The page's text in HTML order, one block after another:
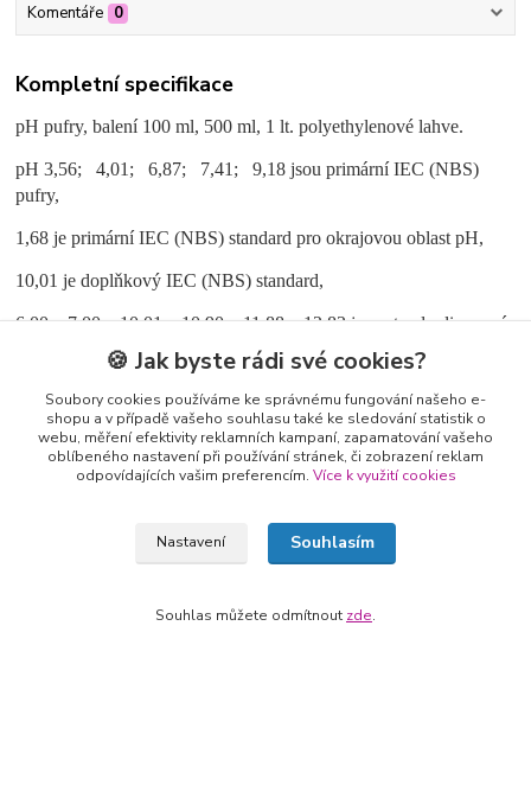
Komentáře 0
Kompletní specifikace
pH pufry, balení 100 ml, 500 ml, 1 lt. polyethylenové lahve.
pH 3,56; 4,01; 6,87; 7,41; 9,18 jsou primární IEC (NBS)
pufry,
1,68 je primární IEC (NBS) standard pro okrajovou oblast pH,
10,01 je doplňkový IEC (NBS) standard,
6,00; 7,00; 10,01; 10,90; 11,88; 12,83 jsou standardizované
proti IEC skleněnou pH elektrodou pH 2+.
Pufry jsou navázané na uznané zahraniční certifikované referenční
materiály pro pH-metrii. Hodnoty pH jsou při 25 °C.
Pufry 4,01; 7,00; 9,18; 10,01 jsou též dodávány barevně
kódované, 4,01 oranžový, 7,00 zelený, 9,18 a 10,01 modrý.
bezpečnostními listy.
🍪 Jak byste rádi své cookies?
Soubory cookies používáme ke správnému fungování našeho e-
shopu a v případě vašeho souhlasu také ke sledování statistik o
webu, měření efektivity reklamních kampaní, zapamatování vašeho
oblíbeného nastavení při používání stránek, či zobrazení reklam
odpovídajících vašim preferencím. Více k využití cookies
Nastavení Souhlasím
Souhlas můžete odmítnout zde.